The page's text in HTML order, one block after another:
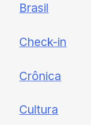
Brasil
Check-in
Crônica
Cultura